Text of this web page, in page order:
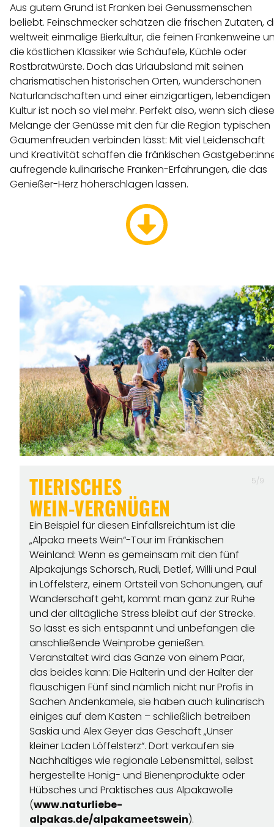
Aus gutem Grund ist Franken bei Genussmenschen
beliebt. Feinschmecker schätzen die frischen Zutaten,
weltweit einmalige Bierkultur, die feinen Frankenweine
die köstlichen Klassiker wie Schäufele, Küchle oder
Rostbratwürste. Doch das Urlaubsland mit seinen
charismatischen historischen Orten, wunderschönen
Naturlandschaften und einer einzigartigen, lebendigen
Kultur ist noch so viel mehr. Perfekt also, wenn sich diese
Melange der Genüsse mit den für die Region typischen
Gaumenfreuden verbinden lässt: Mit viel Leidenschaft
und Kreativität schaffen die fränkischen
aufregende kulinarische Franken-Erfahrungen, die das
Genießer-Herz höherschlagen lassen.
TIERISCHES
WEIN-VERGNÜGEN
Ein Beispiel für diesen Einfallsreichtum ist die
„Alpaka meets Wein“-Tour im Fränkischen
Weinland: Wenn es gemeinsam mit den fünf
Alpakajungs Schorsch, Rudi, Detlef, Willi und Paul
in Löffelsterz, einem Ortsteil von Schonungen, auf
Wanderschaft geht, kommt man ganz zur Ruhe
und der alltägliche Stress bleibt auf der Strecke.
So lässt es sich entspannt und unbefangen die
anschließende Weinprobe genießen.
Veranstaltet wird das Ganze von einem Paar,
das beides kann: Die Halterin und der Halter der
flauschigen Fünf sind nämlich nicht nur Profis in
Sachen Andenkamele, sie haben auch kulinarisch
einiges auf dem Kasten – schließlich betreiben
Saskia und Alex Geyer das Geschäft „Unser
kleiner Laden Löffelsterz“. Dort verkaufen sie
Nachhaltiges wie regionale Lebensmittel, selbst
hergestellte Honig- und Bienenprodukte oder
Hübsches und Praktisches aus Alpakawolle
(www.naturliebe-
alpakas.de/alpakameetswein).
5/9